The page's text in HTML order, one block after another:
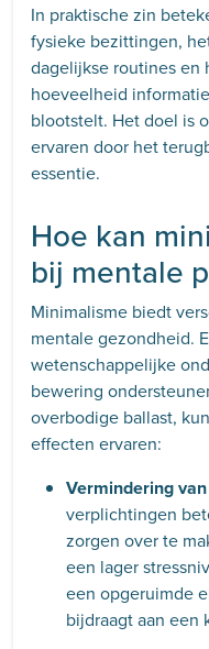
In praktische zin
fysieke bezittingen,
dagelijkse routines en
hoeveelheid
blootstelt. Het doel is
ervaren door het
essentie.
Hoe kan
bij mentale
Minimalisme biedt
mentale gezondheid.
wetenschappelijke
bewering
overbodige ballast,
effecten ervaren:
Vermindering van
verplichtingen
zorgen over te
een lager
een opgeruimde
bijdraagt aan een